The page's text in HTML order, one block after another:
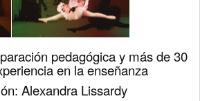
pedagógica y más de 30
en la enseñanza
Alexandra Lissardy